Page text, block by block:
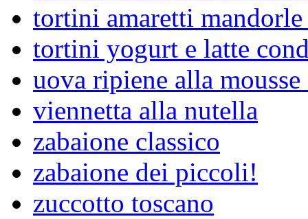
tortini amaretti mandorle
tortini yogurt e latte
uova ripiene alla
viennetta alla nutella
zabaione classico
zabaione dei piccoli!
zuccotto toscano